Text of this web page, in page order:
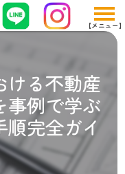
ける不動産
事例で学ぶ
完全ガイ